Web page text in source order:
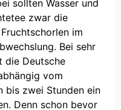
sollten Wasser und
zwar die
im
Bei sehr
die Deutsche
vom
bis zwei Stunden ein
Denn schon bevor